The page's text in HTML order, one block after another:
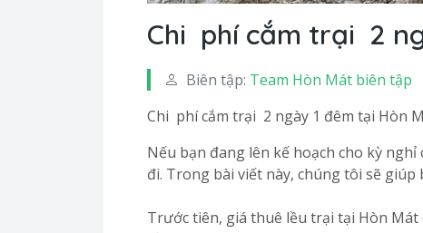
Chi phí cắm trại 2
Biên tập: Team Hòn Mát biên tập
Chi phí cắm trại 2 ngày 1 đêm tại Hòn
Nếu bạn đang lên kế hoạch cho kỳ
đi. Trong bài viết này, chúng tôi sẽ giúp
Trước tiên, giá thuê lều trại tại Hòn